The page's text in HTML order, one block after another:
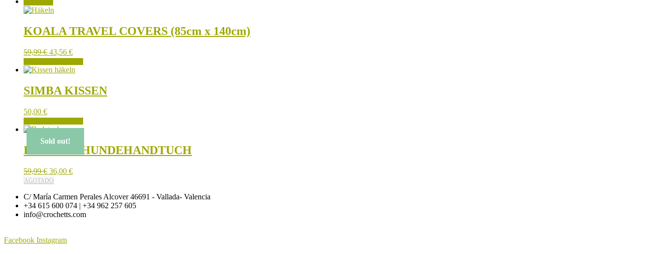
KOALA TRAVEL COVERS (85cm x 140cm)
59,99€ Ursprünglicher
Preis
war:
43,56 €Aktueller
Preis
ist:
SIMBA KISSEN
50,00 €
Sold out!
ELEFANT HUNDEHANDTUCH
59,99€ 36,00 €
AGOTADO
C/ María Carmen Perales Alcover 46691 - Vallada- Valencia
+34 615 600 074 | +34 962 257 605
info@crochetts.com
Facebook Instagram